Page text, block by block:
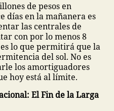
de pesos en
días en la mañanera es
las centrales de
con por lo menos 8
lo que permitirá que la
del sol. No es
los amortiguadores
hoy está al límite.
El Fin de la Larga